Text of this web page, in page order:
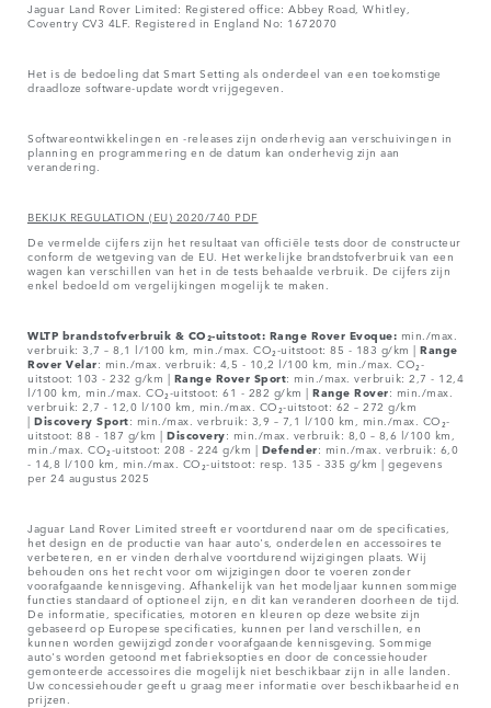
Jaguar Land Rover Limited: Registered office: Abbey Road, Whitley,
Coventry CV3 4LF. Registered in England No: 1672070
Het is de bedoeling dat Smart Setting als onderdeel van een toekomstige
draadloze software-update wordt vrijgegeven.
Softwareontwikkelingen en -releases zijn onderhevig aan verschuivingen in
planning en programmering en de datum kan onderhevig zijn aan
verandering.
BEKIJK REGULATION (EU) 2020/740 PDF
De vermelde cijfers zijn het resultaat van officiële tests door de constructeur
conform de wetgeving van de EU. Het werkelijke brandstofverbruik van een
wagen kan verschillen van het in de tests behaalde verbruik. De cijfers zijn
enkel bedoeld om vergelijkingen mogelijk te maken.
WLTP brandstofverbruik & CO₂-uitstoot: Range Rover Evoque: min./max.
verbruik: 3,7 – 8,1 l/100 km, min./max. CO₂-uitstoot: 85 - 183 g/km | Range
Rover Velar: min./max. verbruik: 4,5 - 10,2 l/100 km, min./max. CO₂-
uitstoot: 103 - 232 g/km | Range Rover Sport: min./max. verbruik: 2,7 - 12,4
l/100 km, min./max. CO₂-uitstoot: 61 - 282 g/km | Range Rover: min./max.
verbruik: 2,7 - 12,0 l/100 km, min./max. CO₂-uitstoot: 62 – 272 g/km
| Discovery Sport: min./max. verbruik: 3,9 – 7,1 l/100 km, min./max. CO₂-
uitstoot: 88 - 187 g/km | Discovery: min./max. verbruik: 8,0 – 8,6 l/100 km,
min./max. CO₂-uitstoot: 208 - 224 g/km | Defender: min./max. verbruik: 6,0
- 14,8 l/100 km, min./max. CO₂-uitstoot: resp. 135 - 335 g/km | gegevens
per 24 augustus 2025
Jaguar Land Rover Limited streeft er voortdurend naar om de specificaties,
het design en de productie van haar auto's, onderdelen en accessoires te
verbeteren, en er vinden derhalve voortdurend wijzigingen plaats. Wij
behouden ons het recht voor om wijzigingen door te voeren zonder
voorafgaande kennisgeving. Afhankelijk van het modeljaar kunnen sommige
functies standaard of optioneel zijn, en dit kan veranderen doorheen de tijd.
De informatie, specificaties, motoren en kleuren op deze website zijn
gebaseerd op Europese specificaties, kunnen per land verschillen, en
kunnen worden gewijzigd zonder voorafgaande kennisgeving. Sommige
auto's worden getoond met fabrieksopties en door de concessiehouder
gemonteerde accessoires die mogelijk niet beschikbaar zijn in alle landen.
Uw concessiehouder geeft u graag meer informatie over beschikbaarheid en
prijzen.